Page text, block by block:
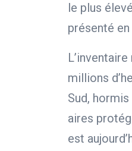
le plus
présenté
millions
Sud,
aires
est